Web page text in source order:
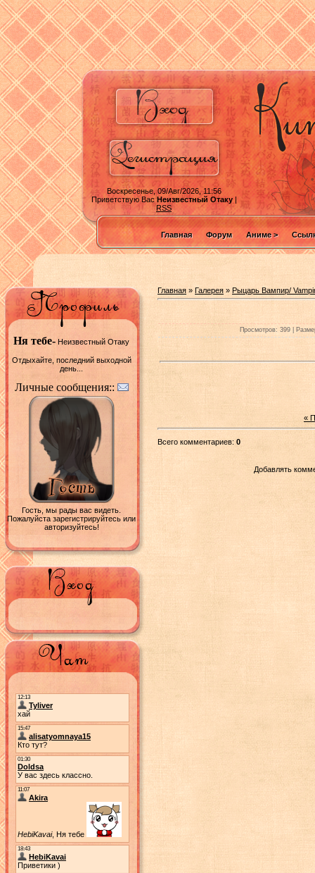
Воскресенье, 09/Авг/2026, 11:56
Приветствую ВасНеизвестный Отаку|
RSS
Главная Форум Аниме >
Ня тебе- Неизвестный Отаку
Отдыхайте, последний выходной
день...
Личные сообщения::
Гость, мы рады вас видеть.
Пожалуйста зарегистрируйтесь или
авторизуйтесь!
Главная » Галерея » Рыцарь Вампир/
Просмотров: 399 |
«
Всего комментариев: 0
Добавлять